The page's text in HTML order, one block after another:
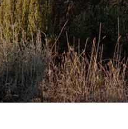
G
A
T